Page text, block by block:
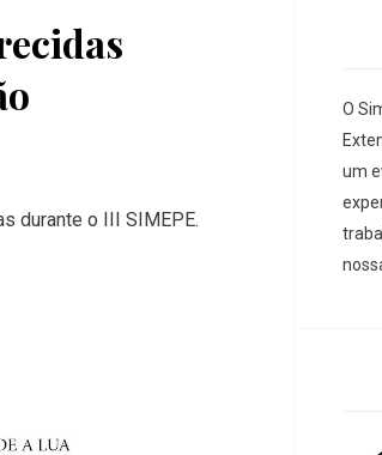
durante o III SIMEPE.
O
um